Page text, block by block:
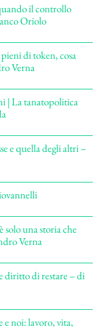
il controllo
Oriolo
di token, cosa
Verna
| La tanatopolitica
e quella degli altri –
una storia che
Verna
diritto di restare – di
noi: lavoro, vita,